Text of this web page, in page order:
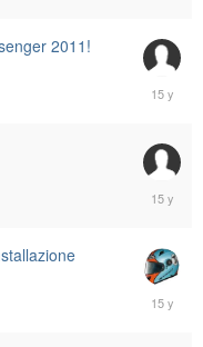
2011!
October
31,
October
24,
October
24,